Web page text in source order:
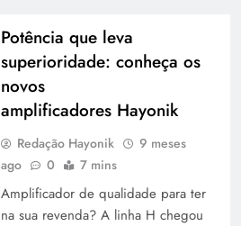
Potência que leva
superioridade: conheça os
novos
amplificadores Hayonik
Redação Hayonik
9 meses
ago
0 7 mins
Amplificador de qualidade para ter
na sua revenda? A linha H chegou